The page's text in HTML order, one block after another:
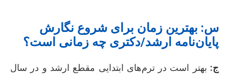
س: بهترین زمان برای شروع نگارش
پایان‌نامه ارشد/دکتری چه زمانی است؟
ج: بهتر است در ترم‌های ابتدایی مقطع ارشد و در سال